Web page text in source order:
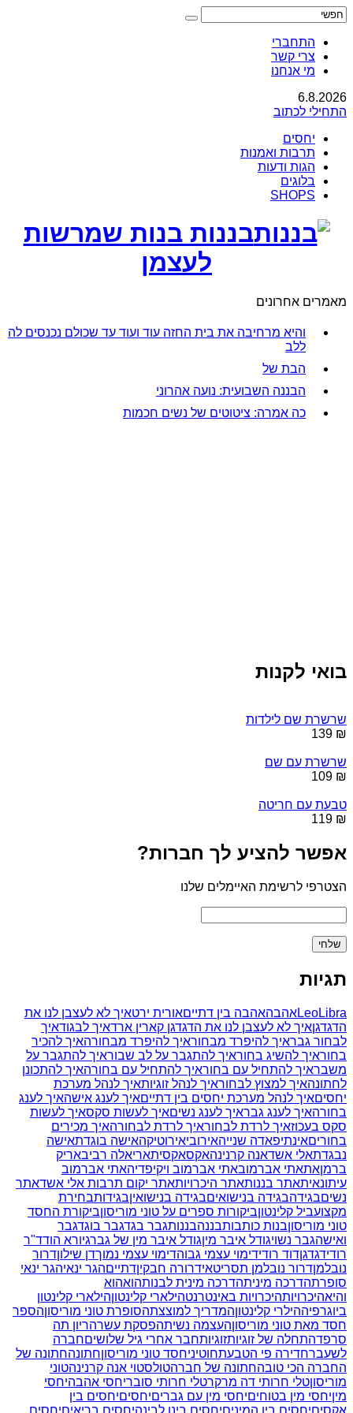
התחברי
צרי קשר
מי אנחנו
6.8.2026
התחילי לכתוב
יחסים
תרבות ואמנות
הגות ודעות
בלוגים
SHOPS
בננות בנות שמרשות
לעצמן
מאמרים אחרונים
והיא מרחיבה את בית החזה עוד ועוד עד שכולם נכנסים לה
ללב
הבת של
הבננה השבועית: נועה אהרוני
כה אמרה: ציטוטים של נשים חכמות
בואי לקנות
שרשרת שם לילדות
₪ 139
שרשרת עם שם
₪ 109
טבעת עם חריטה
₪ 119
אפשר להציע לך חברות?
הצטרפי לרשימת האיימלים שלנו
תגיות
LeoLibra אהבהאהבה בין דתייםאורית ירטאיך לא לעצבן לנו את
הדגדגןאיך לא לעצבן לנו את הדגדגן קארין ארדאיך לבגודאיך
לבחור גבראיך להיפרד מבחוראיך להיפרד מבחורהאיך להכיר
בחוראיך להשיג בחוראיך להתגבר על לב שבוראיך להתגבר על
משבראיך להתחיל עם בחוראיך להתחיל עם בחורהאיך להתכונן
לחתונהאיך למצוץ לבחוראיך לנהל זוגיותאיך לנהל מערכת
יחסיםאיך לנהל מערכת יחסים בין דתייםאיך לענג אישהאיך לענג
בחורהאיך לענג גבראיך לענג נשיםאיך לעשות סקסאיך לעשות
סקס בעכוזאיך לרדת לבחוראיך לרדת לבחורהאיך מכירים
בחוריםאינתיפאדה שנייהאירוביאירוטיקהאישה בוגדתאישה
נבגדתאלי אשדאנה קרנינהאקסאקסיתאריאלה רביבאריק
ברמןאתאתי אברמובאתי אברמוב ויקיפדיהאתי אברמוב
עיתונאיתאתר בננותאתר היכרויותאתר יקום תרבות אלי אשדאתר
נשיםבגידהבגידה בנישואיםבגידה בנישואיןבגידותבחירת
מקצועביל קלינטוןביקורות ספרים על טוני מוריסוןביקורת החסד
טוני מוריסוןבנות כותבותבננהבננותגבר בגדגבר בוגדגבר
ואישהגבר נשויגודל איבר מיןגודל איבר מין של גברגיורא הודד"ר
רודידגדגןדוד רודידימוי עצמי גבוהדימוי עצמי נמוךדן שילוןדרור
נובלמןדרור נובלמן תסריטאידרורה חבקיןדתייםהגר ינאיהגר ינאי
סופרתהדרכה מיניתהדרכה מינית לבנותהואהוא
והיאהיכרויותהיכרויות באינטרנטהילארי קלינטוןהילארי קלינטון
ביוגרפיההילרי קלינטוןהמדריך למוצצתהסופרת טוני מוריסוןהספר
חסד מאת טוני מוריסוןהעצמה נשיתהפסקת עשרהריון תה
סרפדהתחלה של זוגיותזוגיותחבר אחרי גיל שלושיםחברה
לשעברחדירה פי הטבעתחוטיניחסד טוני מוריסוןחתונהחתונה של
החברה הכי טובהחתונה של חברהטולסטוי אנה קרנינהטוני
מוריסוןטלי חרותי דה מרקרטלי חרותי סובריחסי אהבהיחסי
מיןיחסי מין בטוחיםיחסי מין עם גבריםיחסיםיחסים בין
אקסיםיחסים בין המיניםיחסים בינו לבינהיחסים בריאיםיחסים